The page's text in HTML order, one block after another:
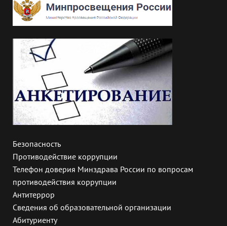
Безопасность
Противодействие коррупции
Телефон доверия Минздрава России по вопросам
противодействия коррупции
Антитеррор
Сведения об образовательной организации
Абитуриенту